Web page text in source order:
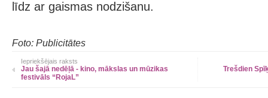
līdz ar gaismas nodzišanu.
Foto: Publicitātes
Iepriekšējais raksts
Jau šajā nedēļā - kino, mākslas un mūzikas
festivāls “RojaL”
Trešdien